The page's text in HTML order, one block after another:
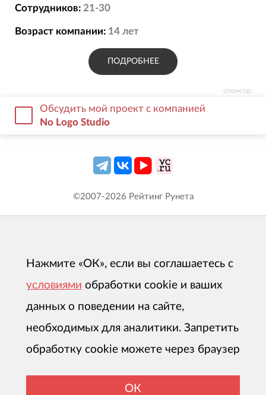
• Ориентированы на результат;
• Консультируем по возникающим в
• Предоставляем гарантии на выполненные
работы и услуги.
Особенности работы с заказчиками
Основная экспертиза Студии — разработка
разрабатываемого сайта, в рамках этапа
Мы стремимся к тому, чтобы максимально
детально согласовать все требования к
заказчиком, обозначив и утвердив их на
этапе аналитики, для того, чтобы избежать
спонсор
Сотрудников: 21-30
Возраст компании: 14 лет
ПОДРОБНЕЕ
Обсудить мой проект с компанией
No Logo Studio
©2007-2026 Рейтинг Рунета
Нажмите «ОК», если вы соглашаетесь с
условиями обработки cookie и ваших
данных о поведении на сайте,
необходимых для аналитики. Запретить
обработку cookie можете через браузер
ОК